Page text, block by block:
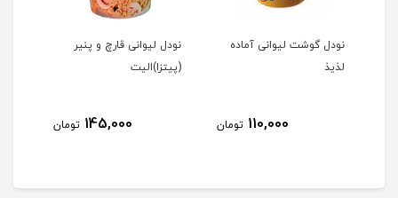
نودل گوشت لیوانی آماده
لذیذ
110,000 تومان
نودل لیوانی قارچ و پنیر
(پیتزا)الیت
145,000 تومان